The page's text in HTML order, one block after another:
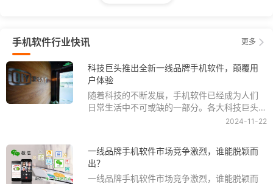
游戏机一线品牌排行榜 查看榜单
电影票网一线品牌排行榜 查看榜单
手机游戏运营商一线品牌排行榜
更多
手机软件行业快讯
科技巨头推出全新一线品牌手机软件，颠覆用
户体验
随着科技的不断发展，手机软件已经成为人们
日常生活中不可或缺的一部分。各大科技巨头
也在不断推出全新的一线品牌手机软件，希望
家科技巨头推出了一款全新的手机软件，引起
了广泛关注，许多用户纷纷下载体验。
2024-11-22
一线品牌手机软件市场竞争激烈，谁能脱颖而
出？
一线品牌手机软件市场竞争激烈，谁能脱颖而